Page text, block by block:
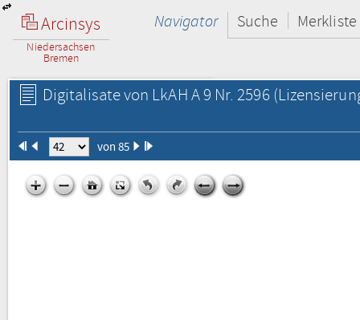
Arcinsys
Niedersachsen
Bremen
Navigator Suche Merkliste
Digitalisate von LkAH A 9 Nr. 2596
von 85